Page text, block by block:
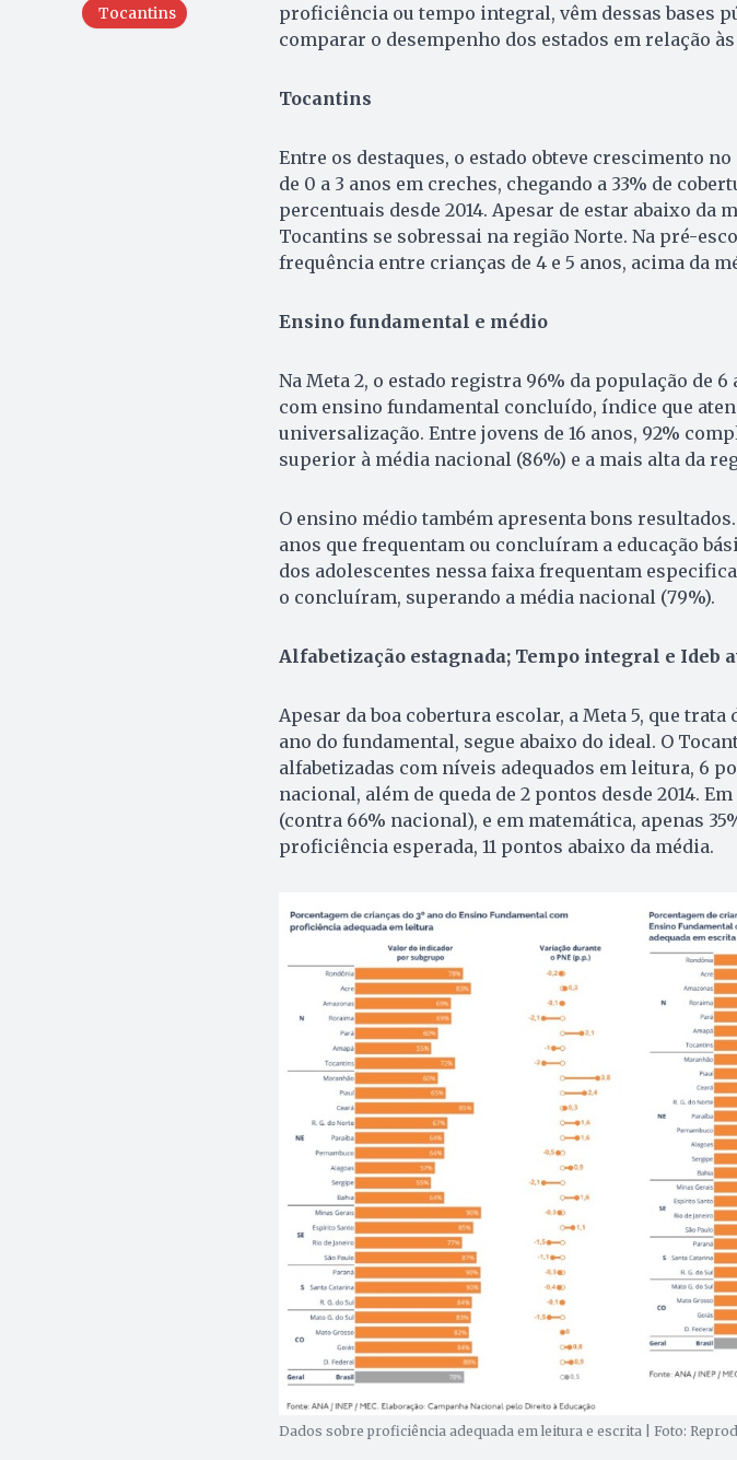
Tocantins
proficiência ou tempo integral, vêm dessas bases
comparar o desempenho dos estados em relação
Tocantins
Entre os destaques, o estado obteve crescimento
de 0 a 3 anos em creches, chegando a 33% de
percentuais desde 2014. Apesar de estar abaixo da
Tocantins se sobressai na região Norte. Na pré-
frequência entre crianças de 4 e 5 anos, acima da
Ensino fundamental e médio
Na Meta 2, o estado registra 96% da população de 6
com ensino fundamental concluído, índice que
universalização. Entre jovens de 16 anos, 92%
superior à média nacional (86%) e a mais alta da
O ensino médio também apresenta bons resultados.
anos que frequentam ou concluíram a educação
dos adolescentes nessa faixa frequentam
o concluíram, superando a média nacional (79%).
Alfabetização estagnada; Tempo integral e Ideb
Apesar da boa cobertura escolar, a Meta 5, que trata
ano do fundamental, segue abaixo do ideal. O
alfabetizadas com níveis adequados em leitura, 6
nacional, além de queda de 2 pontos desde 2014.
(contra 66% nacional), e em matemática, apenas
proficiência esperada, 11 pontos abaixo da média.
Dados sobre proficiência adequada em leitura e escrita | Foto: